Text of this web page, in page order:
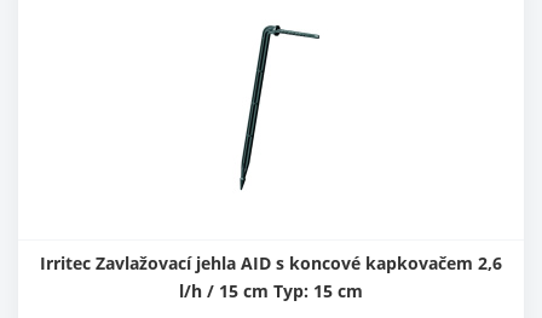
Irritec Zavlažovací jehla AID s koncové kapkovačem 2,6
l/h / 15 cm Typ: 15 cm